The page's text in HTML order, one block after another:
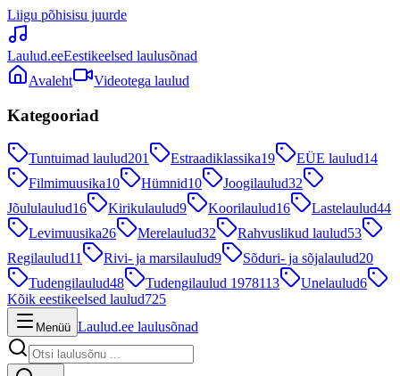
Liigu põhisisu juurde
Laulud.eeEestikeelsed laulusõnad
Avaleht
Videotega laulud
Kategooriad
Tuntuimad laulud201 Estraadiklassika19 EÜE laulud14
Filmimuusika10 Hümnid10 Joogilaulud32
Jõululaulud16 Kirikulaulud9 Koorilaulud16 Lastelaulud44
Levimuusika26 Merelaulud32 Rahvuslikud laulud53
Regilaulud11 Rivi- ja marsilaulud9 Sõduri- ja sõjalaulud20
Tudengilaulud48 Tudengilaulud 1978113 Unelaulud6
Kõik eestikeelsed laulud725
Menüü Laulud.ee laulusõnad